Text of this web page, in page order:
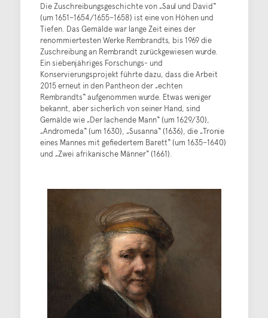
Die Zuschreibungsgeschichte von „Saul und David“
(um 1651–1654/1655–1658) ist eine von Höhen und
Tiefen. Das Gemälde war lange Zeit eines der
renommiertesten Werke Rembrandts, bis 1969 die
Zuschreibung an Rembrandt zurückgewiesen wurde.
Ein siebenjähriges Forschungs- und
Konservierungsprojekt führte dazu, dass die Arbeit
2015 erneut in den Pantheon der „echten
Rembrandts“ aufgenommen wurde. Etwas weniger
bekannt, aber sicherlich von seiner Hand, sind
Gemälde wie „Der lachende Mann“ (um 1629/30),
„Andromeda“ (um 1630), „Susanna“ (1636), die „Tronie
eines Mannes mit gefiedertem Barett“ (um 1635–1640)
und „Zwei afrikanische Männer“ (1661).